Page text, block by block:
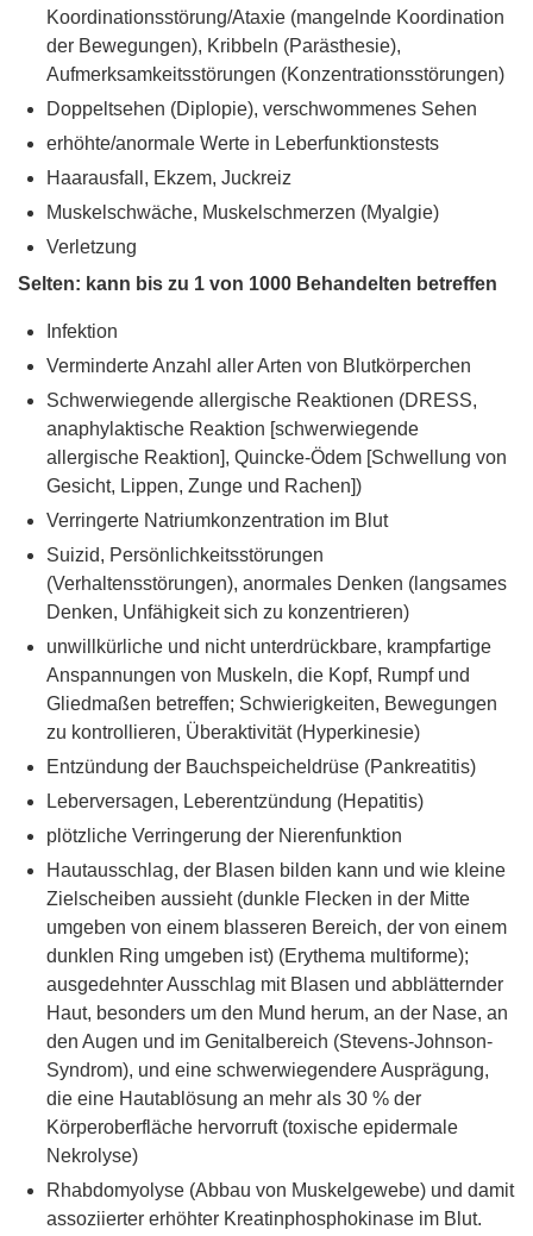
Koordinationsstörung/Ataxie (mangelnde Koordination
der Bewegungen), Kribbeln (Parästhesie),
Aufmerksamkeitsstörungen (Konzentrationsstörungen)
Doppeltsehen (Diplopie), verschwommenes Sehen
erhöhte/anormale Werte in Leberfunktionstests
Haarausfall, Ekzem, Juckreiz
Muskelschwäche, Muskelschmerzen (Myalgie)
Verletzung
Selten: kann bis zu 1 von 1000 Behandelten betreffen
Infektion
Verminderte Anzahl aller Arten von Blutkörperchen
Schwerwiegende allergische Reaktionen (DRESS,
anaphylaktische Reaktion [schwerwiegende
allergische Reaktion], Quincke-Ödem [Schwellung von
Gesicht, Lippen, Zunge und Rachen])
Verringerte Natriumkonzentration im Blut
Suizid, Persönlichkeitsstörungen
(Verhaltensstörungen), anormales Denken (langsames
Denken, Unfähigkeit sich zu konzentrieren)
unwillkürliche und nicht unterdrückbare, krampfartige
Anspannungen von Muskeln, die Kopf, Rumpf und
Gliedmaßen betreffen; Schwierigkeiten, Bewegungen
zu kontrollieren, Überaktivität (Hyperkinesie)
Entzündung der Bauchspeicheldrüse (Pankreatitis)
Leberversagen, Leberentzündung (Hepatitis)
plötzliche Verringerung der Nierenfunktion
Hautausschlag, der Blasen bilden kann und wie kleine
Zielscheiben aussieht (dunkle Flecken in der Mitte
umgeben von einem blasseren Bereich, der von einem
dunklen Ring umgeben ist) (Erythema multiforme);
ausgedehnter Ausschlag mit Blasen und abblätternder
Haut, besonders um den Mund herum, an der Nase, an
den Augen und im Genitalbereich (Stevens-Johnson-
Syndrom), und eine schwerwiegendere Ausprägung,
die eine Hautablösung an mehr als 30 % der
Körperoberfläche hervorruft (toxische epidermale
Nekrolyse)
Rhabdomyolyse (Abbau von Muskelgewebe) und damit
assoziierter erhöhter Kreatinphosphokinase im Blut.